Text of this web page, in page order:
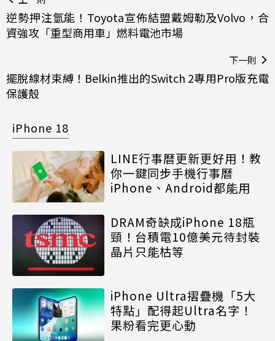
逆勢押注氫能！Toyota宣佈結盟戴姆勒及Volvo，合
資強攻「重型商用車」燃料電池市場
下一則
擺脫線材束縛！Belkin推出的Switch 2專用Pro版充電
保護殼
iPhone 18
LINE行事曆更新更好用！教
你一鍵同步手機行事曆
iPhone、Android都能用
DRAM奇缺成iPhone 18瓶
頸！台積電10億美元待封裝
晶片只能枯等
iPhone Ultra摺疊機「5大
特點」配得起Ultra名字！
果粉看完更心動